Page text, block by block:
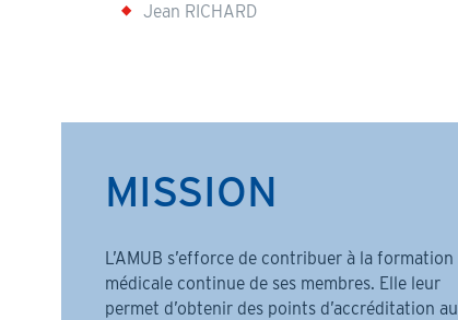
Jean RICHARD
MISSION
L’AMUB s’efforce de contribuer à la formation
médicale continue de ses membres. Elle leur
permet d’obtenir des points d’accréditation au